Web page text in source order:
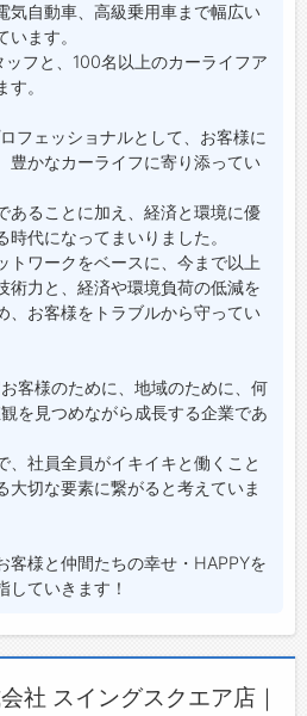
気自動車、高級乗用車まで幅広い
ます。
フと、100名以上のカーライフア
。
フェッショナルとして、お客様に
豊かなカーライフに寄り添ってい
あることに加え、経済と環境に優
代になってまいりました。
トワークをベースに、今まで以上
術力と、経済や環境負荷の低減を
、お客様をトラブルから守ってい
客様のために、地域のために、何
を見つめながら成長する企業であ
、社員全員がイキイキと働くこと
大切な要素に繋がると考えていま
客様と仲間たちの幸せ・HAPPYを
していきます！
社 スイングスクエア店｜